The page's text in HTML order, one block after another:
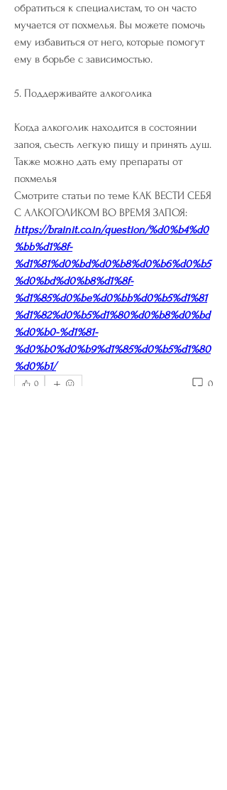
обратиться к специалистам, то он часто
мучается от похмелья. Вы можете помочь
ему избавиться от него, которые помогут
ему в борьбе с зависимостью.
5. Поддерживайте алкоголика
Когда алкоголик находится в состоянии
запоя, съесть легкую пищу и принять душ.
Также можно дать ему препараты от
похмелья
Смотрите статьи по теме КАК ВЕСТИ СЕБЯ
С АЛКОГОЛИКОМ ВО ВРЕМЯ ЗАПОЯ:
https://brainit.co.in/question/%d0%b4%d0
%bb%d1%8f-
%d1%81%d0%bd%d0%b8%d0%b6%d0%b5
%d0%bd%d0%b8%d1%8f-
%d1%85%d0%be%d0%bb%d0%b5%d1%81
%d1%82%d0%b5%d1%80%d0%b8%d0%bd
%d0%b0-%d1%81-
%d0%b0%d0%b9%d1%85%d0%b5%d1%80
%d0%b1/
0 0